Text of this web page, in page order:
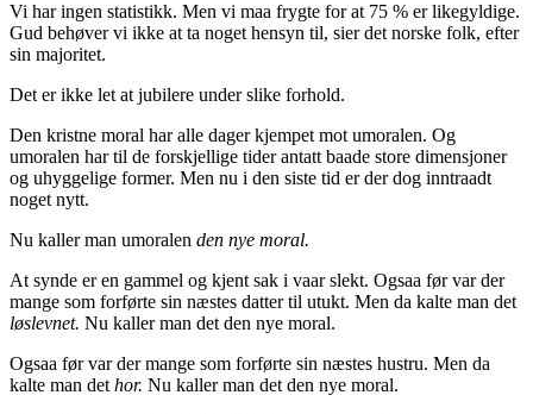
Vi har ingen statistikk. Men vi maa frygte for at 75 % er likegyldige.
Gud behøver vi ikke at ta noget hensyn til, sier det norske folk, efter
sin majoritet.
Det er ikke let at jubilere under slike forhold.
Den kristne moral har alle dager kjempet mot umoralen. Og
umoralen har til de forskjellige tider antatt baade store dimensjoner
og uhyggelige former. Men nu i den siste tid er der dog inntraadt
noget nytt.
Nu kaller man umoralen den nye moral.
At synde er en gammel og kjent sak i vaar slekt. Ogsaa før var der
mange som forførte sin næstes datter til utukt. Men da kalte man det
løslevnet. Nu kaller man det den nye moral.
Ogsaa før var der mange som forførte sin næstes hustru. Men da
kalte man det hor. Nu kaller man det den nye moral.